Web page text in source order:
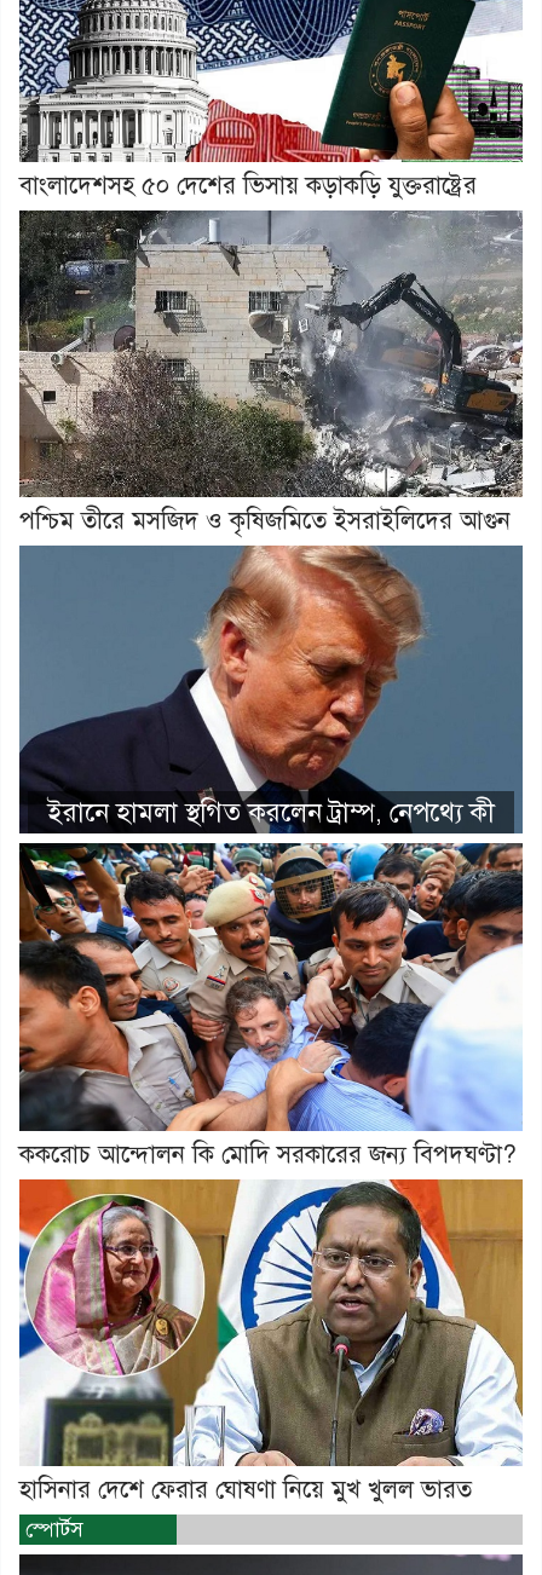
বাংলাদেশসহ ৫০ দেশের ভিসায় কড়াকড়ি যুক্তরাষ্ট্রের
পশ্চিম তীরে মসজিদ ও কৃষিজমিতে ইসরাইলিদের আগুন
ইরানে হামলা স্থগিত করলেন ট্রাম্প, নেপথ্যে কী
ককরোচ আন্দোলন কি মোদি সরকারের জন্য বিপদঘণ্টা?
হাসিনার দেশে ফেরার ঘোষণা নিয়ে মুখ খুলল ভারত
স্পোর্টস